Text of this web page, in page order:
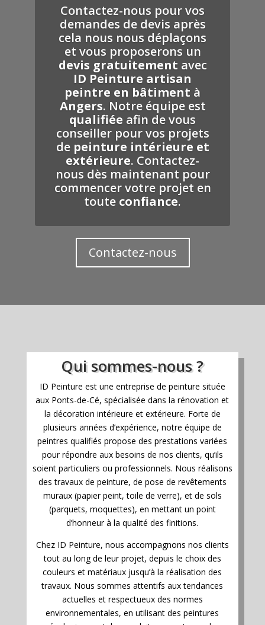
Contactez-nous pour vos
demandes de devis après
cela nous nous déplaçons
et vous proposerons un
devis gratuitement avec
ID Peinture artisan
peintre en bâtiment à
Angers. Notre équipe est
qualifiée afin de vous
conseiller pour vos projets
de peinture intérieure et
extérieure. Contactez-
nous dès maintenant pour
commencer votre projet en
toute confiance.
Contactez-nous
Qui sommes-nous ?
ID Peinture est une entreprise de peinture située
aux Ponts-de-Cé, spécialisée dans la rénovation et
la décoration intérieure et extérieure. Forte de
plusieurs années d’expérience, notre équipe de
peintres qualifiés propose des prestations variées
pour répondre aux besoins de nos clients, qu’ils
soient particuliers ou professionnels. Nous réalisons
des travaux de peinture, de pose de revêtements
muraux (papier peint, toile de verre), et de sols
(parquets, moquettes), en mettant un point
d’honneur à la qualité des finitions.
Chez ID Peinture, nous accompagnons nos clients
tout au long de leur projet, depuis le choix des
couleurs et matériaux jusqu’à la réalisation des
travaux. Nous sommes attentifs aux tendances
actuelles et respectueux des normes
environnementales, en utilisant des peintures